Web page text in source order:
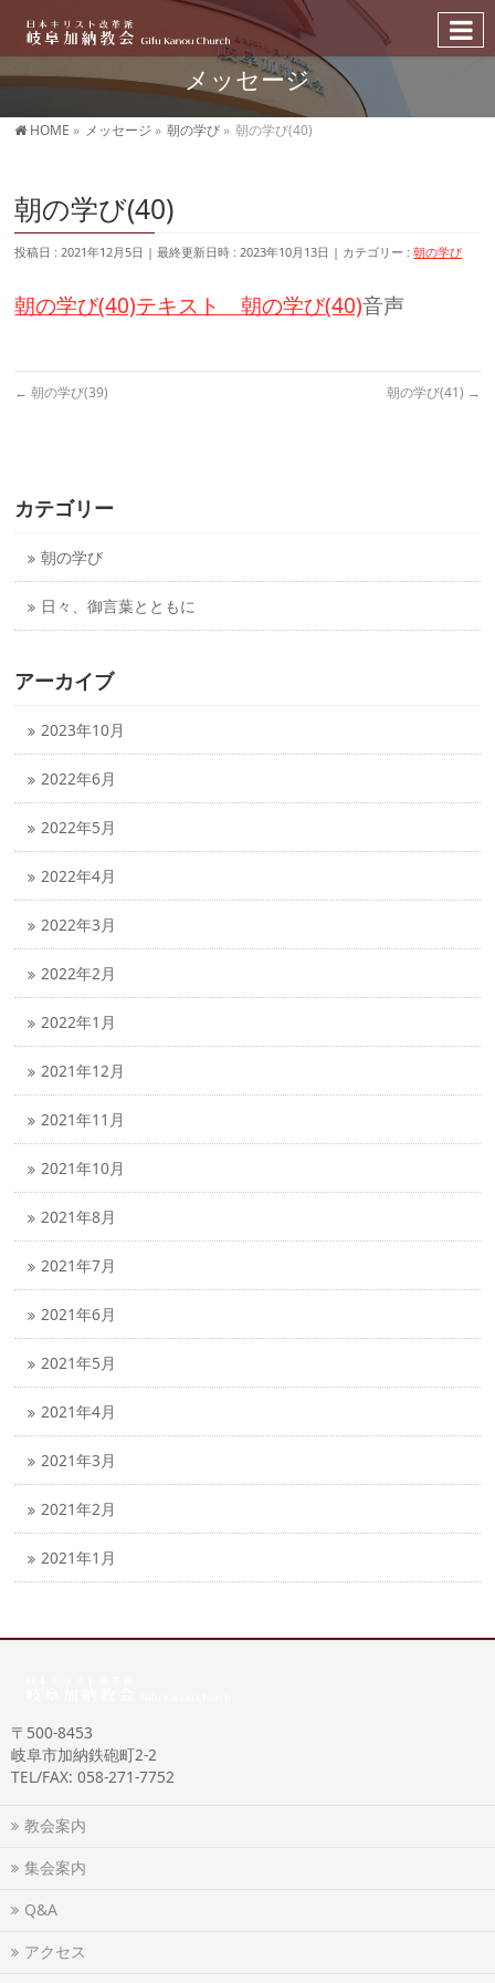
メッセージ
HOME » メッセージ » 朝の学び » 朝の学び(40)
朝の学び(40)
投稿日 : 2021年12月5日 最終更新日時 : 2023年10月13日 カテゴリー :朝の学び
朝の学び(40)テキスト 朝の学び(40)音声
← 朝の学び(39) 朝の学び(41) →
カテゴリー
朝の学び
日々、御言葉とともに
アーカイブ
2023年10月
2022年6月
2022年5月
2022年4月
2022年3月
2022年2月
2022年1月
2021年12月
2021年11月
2021年10月
2021年8月
2021年7月
2021年6月
2021年5月
2021年4月
2021年3月
2021年2月
2021年1月
〒500-8453
岐阜市加納鉄砲町2-2
TEL/FAX: 058-271-7752
教会案内
集会案内
Q&A
アクセス